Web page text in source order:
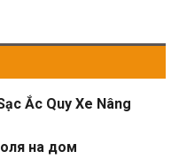
Ắc Quy Xe Nâng
на дом